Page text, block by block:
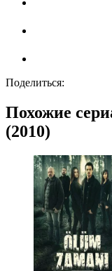
Поделиться:
Похожие
(2010)